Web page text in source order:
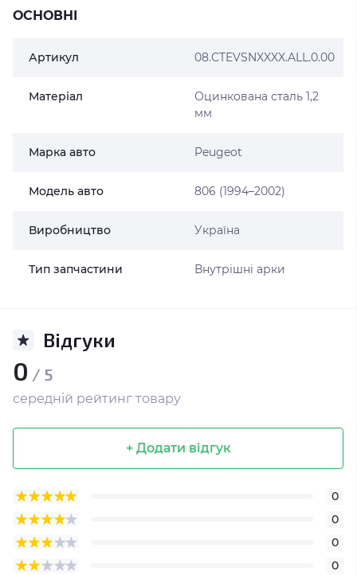
ОСНОВНІ
Артикул 08.CTEVSNXXXX.ALL.0.00
Матеріал
Оцинкована сталь 1,2
мм
Марка авто Peugeot
Модель авто 806 (1994–2002)
Виробництво Україна
Тип запчастини Внутрішні арки
Відгуки
0 / 5
середній рейтинг товару
+ Додати відгук
0
0
0
0